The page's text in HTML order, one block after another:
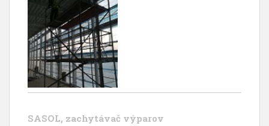
SASOL, zachytávač výparov